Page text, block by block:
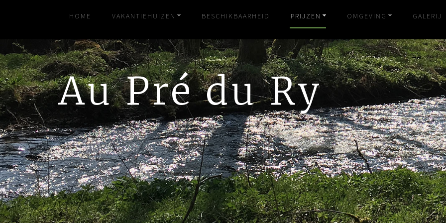
HOME VAKANTIEHUIZEN BESCHIKBAARHEID PRIJZEN OMGEVING GALERIJ
Au Pré du Ry